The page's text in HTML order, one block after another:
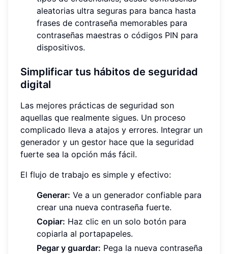
aleatorias ultra seguras para banca hasta
frases de contraseña memorables para
contraseñas maestras o códigos PIN para
dispositivos.
Simplificar tus hábitos de seguridad
digital
Las mejores prácticas de seguridad son
aquellas que realmente sigues. Un proceso
complicado lleva a atajos y errores. Integrar un
generador y un gestor hace que la seguridad
fuerte sea la opción más fácil.
El flujo de trabajo es simple y efectivo:
Generar: Ve a un generador confiable para
crear una nueva contraseña fuerte.
Copiar: Haz clic en un solo botón para
copiarla al portapapeles.
Pegar y guardar: Pega la nueva contraseña